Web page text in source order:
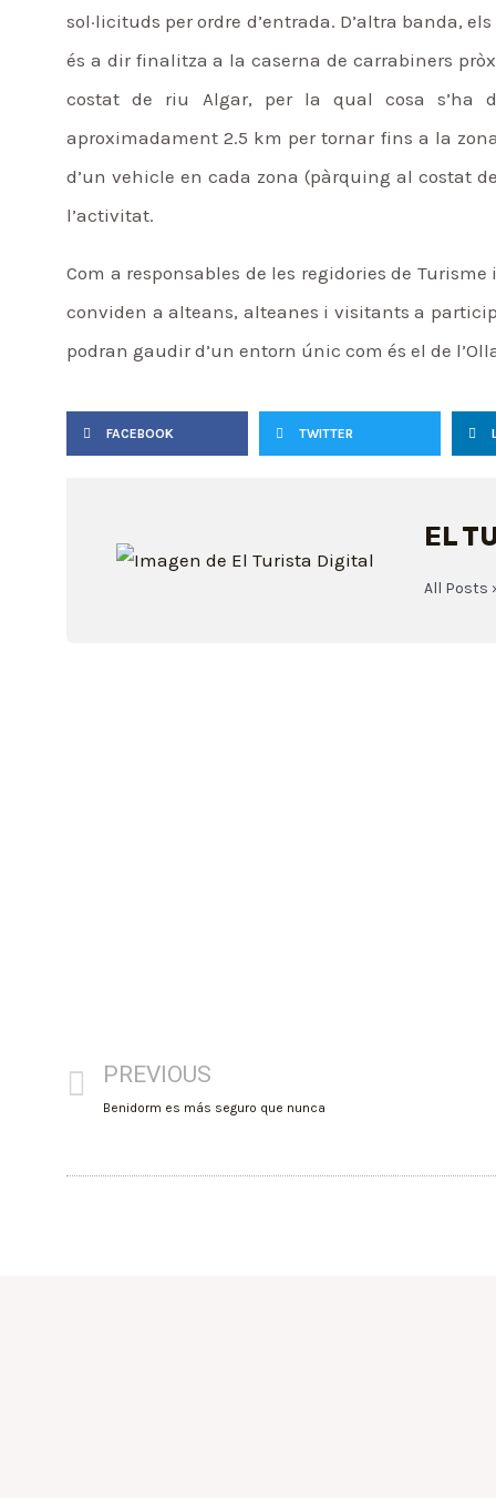
sol·licituds per ordre d’entrada. D’altra banda,
és a dir finalitza a la caserna de carrabiners
costat de riu Algar, per la qual cosa s’ha
aproximadament 2.5 km per tornar fins a la
d’un vehicle en cada zona (pàrquing al costat
l’activitat.
Com a responsables de les regidories de
conviden a alteans, alteanes i visitants a
podran gaudir d’un entorn únic com és el de
FACEBOOK TWITTER
EL
All Posts
PREVIOUS
Benidorm es más seguro que nunca